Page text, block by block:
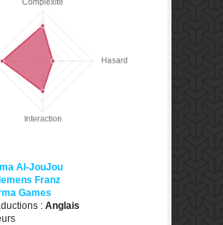
Al-JouJou
Franz
Games
: Anglais